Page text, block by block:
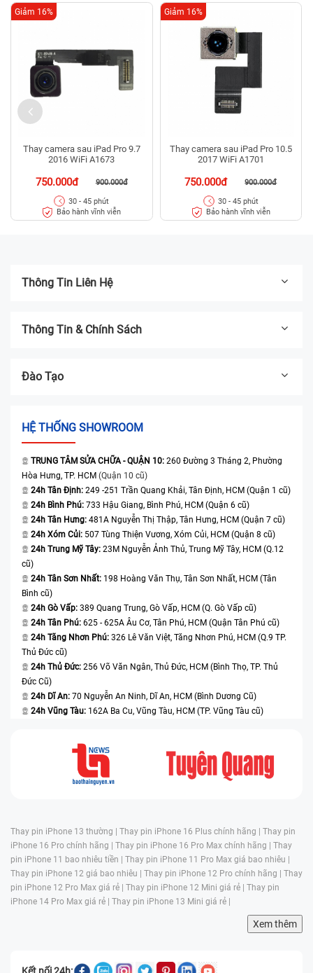
Thay camera sau iPad Pro 9.7
2016 WiFi A1673
750.000đ 900.000đ
Giảm 16%
30 - 45 phút
Bảo hành vĩnh viễn
Thay camera sau iPad Pro 10.5
2017 WiFi A1701
750.000đ 900.000đ
Giảm 16%
30 - 45 phút
Bảo hành vĩnh viễn
Thông Tin Liên Hệ
Thông Tin & Chính Sách
Đào Tạo
HỆ THỐNG SHOWROOM
TRUNG TÂM SỬA CHỮA - QUẬN 10: 260 Đường 3 Tháng 2, Phường
Hòa Hưng, TP. HCM (Quận 10 cũ)
24h Tân Định: 249 -251 Trần Quang Khải, Tân Định, HCM (Quận 1 cũ)
24h Bình Phú: 733 Hậu Giang, Bình Phú, HCM (Quận 6 cũ)
24h Tân Hưng: 481A Nguyễn Thị Thập, Tân Hưng, HCM (Quận 7 cũ)
24h Xóm Củi: 507 Tùng Thiện Vương, Xóm Củi, HCM (Quận 8 cũ)
24h Trung Mỹ Tây: 23M Nguyễn Ảnh Thủ, Trung Mỹ Tây, HCM (Q.12
cũ)
24h Tân Sơn Nhất: 198 Hoàng Văn Thụ, Tân Sơn Nhất, HCM (Tân
Bình cũ)
24h Gò Vấp: 389 Quang Trung, Gò Vấp, HCM (Q. Gò Vấp cũ)
24h Tân Phú: 625 - 625A Âu Cơ, Tân Phú, HCM (Quận Tân Phú cũ)
24h Tăng Nhơn Phú: 326 Lê Văn Việt, Tăng Nhơn Phú, HCM (Q.9 TP.
Thủ Đức cũ)
24h Thủ Đức: 256 Võ Văn Ngân, Thủ Đức, HCM (Bình Thọ, TP. Thủ
Đức Cũ)
24h Dĩ An: 70 Nguyễn An Ninh, Dĩ An, HCM (Bình Dương Cũ)
24h Vũng Tàu: 162A Ba Cu, Vũng Tàu, HCM (TP. Vũng Tàu cũ)
Thay pin iPhone 13 thường | Thay pin iPhone 16 Plus chính hãng | Thay pin
iPhone 16 Pro chính hãng | Thay pin iPhone 16 Pro Max chính hãng | Thay
pin iPhone 11 bao nhiêu tiền | Thay pin iPhone 11 Pro Max giá bao nhiêu |
Thay pin iPhone 12 giá bao nhiêu | Thay pin iPhone 12 Pro chính hãng | Thay
pin iPhone 12 Pro Max giá rẻ | Thay pin iPhone 12 Mini giá rẻ | Thay pin
iPhone 14 Pro Max giá rẻ | Thay pin iPhone 13 Mini giá rẻ |
Xem thêm